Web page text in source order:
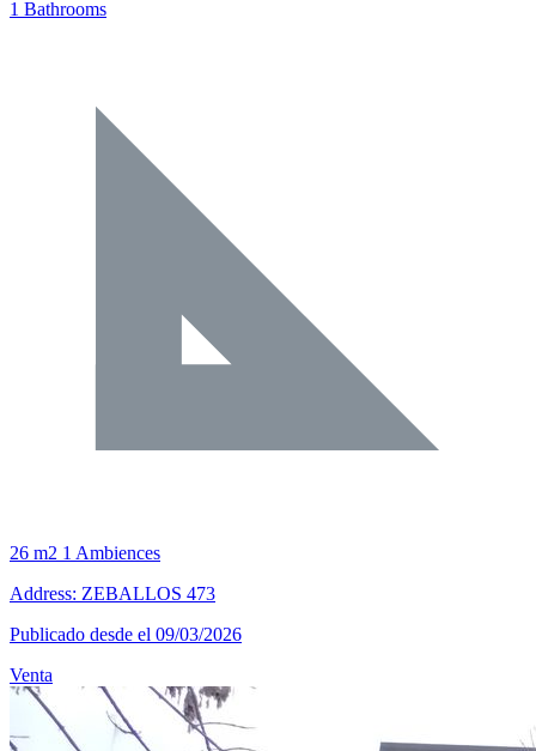
1 Bathrooms
26 m2 1 Ambiences
Address: ZEBALLOS 473
Publicado desde el 09/03/2026
Venta